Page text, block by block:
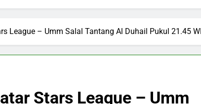
League – Umm Salal Tantang Al Duhail Pukul 21.45
Stars League – Umm